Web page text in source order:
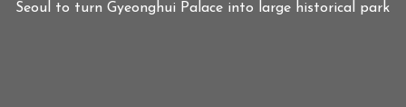
Seoul to turn Gyeonghui Palace into large historical park